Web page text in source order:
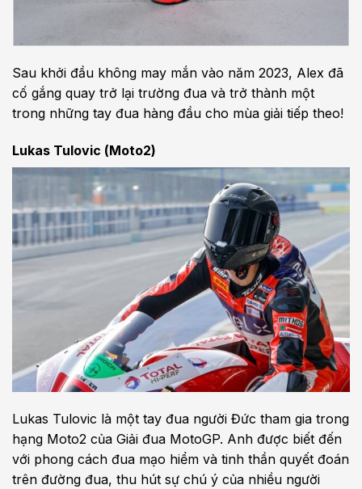
Sau khởi đầu không may mắn vào năm 2023, Alex đã
cố gắng quay trở lại trường đua và trở thành một
trong những tay đua hàng đầu cho mùa giải tiếp theo!
Lukas Tulovic (Moto2)
Lukas Tulovic là một tay đua người Đức tham gia trong
hạng Moto2 của Giải đua MotoGP. Anh được biết đến
với phong cách đua mạo hiểm và tinh thần quyết đoán
trên đường đua, thu hút sự chú ý của nhiều người